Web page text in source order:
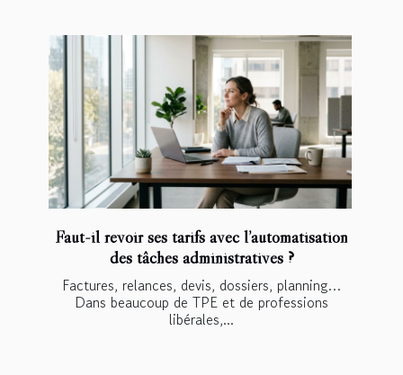
Faut-il revoir ses tarifs avec l’automatisation
des tâches administratives ?
Factures, relances, devis, dossiers, planning…
Dans beaucoup de TPE et de professions
libérales,...